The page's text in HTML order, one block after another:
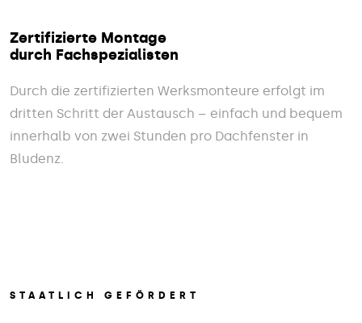
Zertifizierte Montage
durch Fachspezialisten
Durch die zertifizierten Werksmonteure erfolgt im
dritten Schritt der Austausch – einfach und bequem
innerhalb von zwei Stunden pro Dachfenster in
Bludenz.
STAATLICH GEFÖRDERT